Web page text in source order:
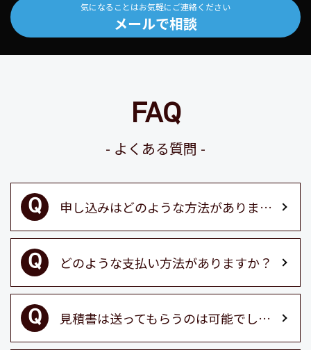
気になることはお気軽にご連絡ください
メールで相談
FAQ
よくある質問
申し込みはどのような方法がありますか？
どのような支払い方法がありますか？
見積書は送ってもらうのは可能でしょうか？